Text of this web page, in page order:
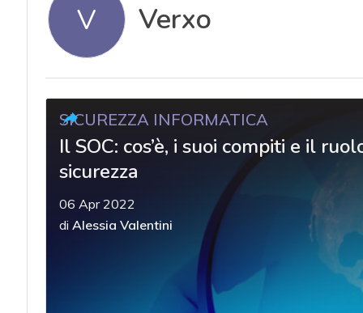
V Verxo
SICUREZZA INFORMATICA
Il SOC: cos’è, i suoi compiti e il
sicurezza
06 Apr 2022
di Alessia Valentini